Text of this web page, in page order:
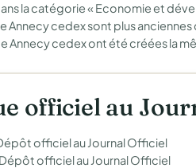
la catégorie « Economie et
Annecy cedex sont plus
Annecy cedex ont été créées la
officiel au
officiel au Journal Officiel
officiel au Journal Officiel